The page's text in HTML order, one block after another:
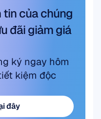
của chúng
đãi giảm giá
ký ngay hôm
kiệm độc
đây